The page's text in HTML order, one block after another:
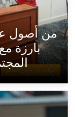
مهاجرون حول العالم
من أصول
بارزة